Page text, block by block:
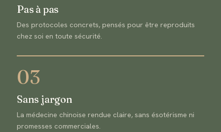
Pas à pas
Des protocoles concrets, pensés pour être reproduits
chez soi en toute sécurité.
03
Sans jargon
La médecine chinoise rendue claire, sans ésotérisme ni
promesses commerciales.